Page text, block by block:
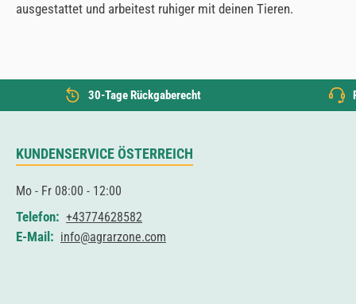
ausgestattet und arbeitest ruhiger mit deinen Tieren.
30-Tage Rückgaberecht
KUNDENSERVICE ÖSTERREICH
Mo - Fr 08:00 - 12:00
Telefon: +43774628582
E-Mail: info@agrarzone.com